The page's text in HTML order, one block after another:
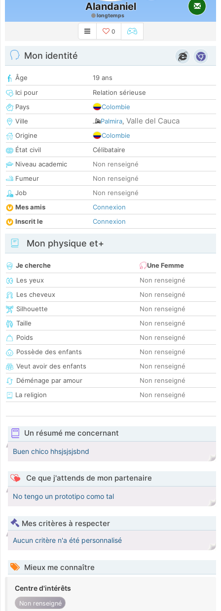
Alandaniel
longtemps
0
Mon identité
Âge
19 ans
Ici pour
Relation sérieuse
Pays
Colombie
Ville
Palmira, Valle del Cauca
Origine
Colombie
État civil
Célibataire
Niveau academic
Non renseigné
Fumeur
Non renseigné
Job
Non renseigné
Mes amis
Connexion
Inscrit le
Connexion
Mon physique et+
Je cherche
Une Femme
Les yeux
Non renseigné
Les cheveux
Non renseigné
Silhouette
Non renseigné
Taille
Non renseigné
Poids
Non renseigné
Possède des enfants
Non renseigné
Veut avoir des enfants
Non renseigné
Déménage par amour
Non renseigné
La religion
Non renseigné
Un résumé me concernant
Buen chico hhsjsjsjsbnd
Ce que j'attends de mon partenaire
No tengo un prototipo como tal
Mes critères à respecter
Aucun critère n'a été personnalisé
Mieux me connaître
Centre d'intérêts
Non renseigné